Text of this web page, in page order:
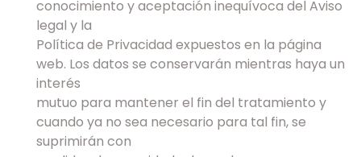
conocimiento y aceptación inequívoca del Aviso
legal y la
Política de Privacidad expuestos en la página
web. Los datos se conservarán mientras haya un
interés
mutuo para mantener el fin del tratamiento y
cuando ya no sea necesario para tal fin, se
suprimirán con